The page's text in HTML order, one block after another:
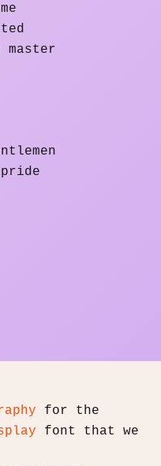
for the
font that we